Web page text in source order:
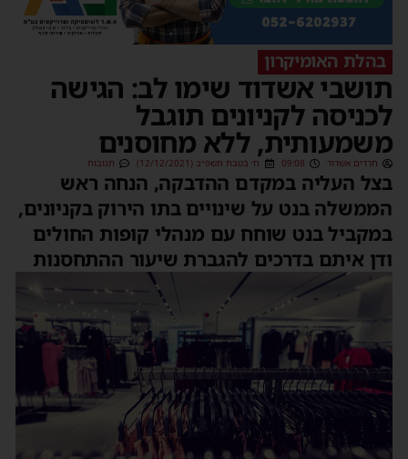
בהלת האומיקרון
תושבי אשדוד שימו לב: הגישה
לכניסה לקניונים תוגבל
משמעותית, ללא מחוסנים
חרדים אשדוד 09:08 ח׳ בטבת תשפ״ב (12/12/2021) תגובות
בצל העליה במקדם ההדבקה, הנחה ראש
הממשלה בנט על שינויים בתו הירוק בקניונים,
במקביל בנט שוחח עם מנהלי קופות החולים
ודן איתם בדרכים להגברת שיעור ההתחסנות